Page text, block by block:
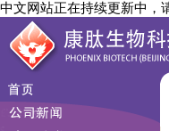
中文网站正在持续更新中，